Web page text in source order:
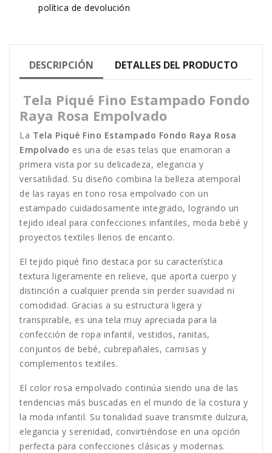
política de devolución
DESCRIPCIÓN DETALLES DEL PRODUCTO
Tela Piqué Fino Estampado Fondo
Raya Rosa Empolvado
La Tela Piqué Fino Estampado Fondo Raya Rosa
Empolvado es una de esas telas que enamoran a
primera vista por su delicadeza, elegancia y
versatilidad. Su diseño combina la belleza atemporal
de las rayas en tono rosa empolvado con un
estampado cuidadosamente integrado, logrando un
tejido ideal para confecciones infantiles, moda bebé y
proyectos textiles llenos de encanto.
El tejido piqué fino destaca por su característica
textura ligeramente en relieve, que aporta cuerpo y
distinción a cualquier prenda sin perder suavidad ni
comodidad. Gracias a su estructura ligera y
transpirable, es una tela muy apreciada para la
confección de ropa infantil, vestidos, ranitas,
conjuntos de bebé, cubrepañales, camisas y
complementos textiles.
El color rosa empolvado continúa siendo una de las
tendencias más buscadas en el mundo de la costura y
la moda infantil. Su tonalidad suave transmite dulzura,
elegancia y serenidad, convirtiéndose en una opción
perfecta para confecciones clásicas y modernas.